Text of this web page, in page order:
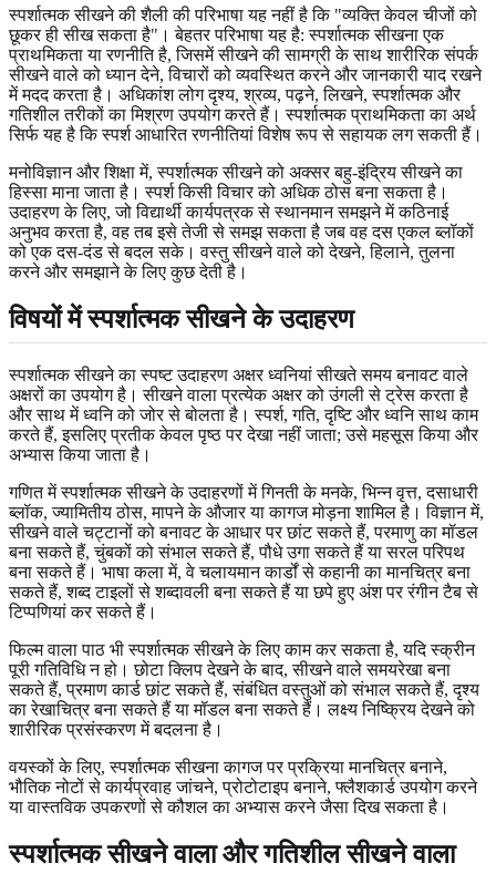
स्पर्शात्मक सीखने की शैली की परिभाषा यह नहीं है कि "व्यक्ति केवल चीजों को
छूकर ही सीख सकता है"। बेहतर परिभाषा यह है: स्पर्शात्मक सीखना एक
प्राथमिकता या रणनीति है, जिसमें सीखने की सामग्री के साथ शारीरिक संपर्क
सीखने वाले को ध्यान देने, विचारों को व्यवस्थित करने और जानकारी याद रखने
में मदद करता है। अधिकांश लोग दृश्य, श्रव्य, पढ़ने, लिखने, स्पर्शात्मक और
गतिशील तरीकों का मिश्रण उपयोग करते हैं। स्पर्शात्मक प्राथमिकता का अर्थ
सिर्फ यह है कि स्पर्श आधारित रणनीतियां विशेष रूप से सहायक लग सकती हैं।
मनोविज्ञान और शिक्षा में, स्पर्शात्मक सीखने को अक्सर बहु-इंद्रिय सीखने का
हिस्सा माना जाता है। स्पर्श किसी विचार को अधिक ठोस बना सकता है।
उदाहरण के लिए, जो विद्यार्थी कार्यपत्रक से स्थानमान समझने में कठिनाई
अनुभव करता है, वह तब इसे तेजी से समझ सकता है जब वह दस एकल ब्लॉकों
को एक दस-दंड से बदल सके। वस्तु सीखने वाले को देखने, हिलाने, तुलना
करने और समझाने के लिए कुछ देती है।
विषयों में स्पर्शात्मक सीखने के उदाहरण
स्पर्शात्मक सीखने का स्पष्ट उदाहरण अक्षर ध्वनियां सीखते समय बनावट वाले
अक्षरों का उपयोग है। सीखने वाला प्रत्येक अक्षर को उंगली से ट्रेस करता है
और साथ में ध्वनि को जोर से बोलता है। स्पर्श, गति, दृष्टि और ध्वनि साथ काम
करते हैं, इसलिए प्रतीक केवल पृष्ठ पर देखा नहीं जाता; उसे महसूस किया और
अभ्यास किया जाता है।
गणित में स्पर्शात्मक सीखने के उदाहरणों में गिनती के मनके, भिन्न वृत्त, दसाधारी
ब्लॉक, ज्यामितीय ठोस, मापने के औजार या कागज मोड़ना शामिल है। विज्ञान में,
सीखने वाले चट्टानों को बनावट के आधार पर छांट सकते हैं, परमाणु का मॉडल
बना सकते हैं, चुंबकों को संभाल सकते हैं, पौधे उगा सकते हैं या सरल परिपथ
बना सकते हैं। भाषा कला में, वे चलायमान कार्डों से कहानी का मानचित्र बना
सकते हैं, शब्द टाइलों से शब्दावली बना सकते हैं या छपे हुए अंश पर रंगीन टैब से
टिप्पणियां कर सकते हैं।
फिल्म वाला पाठ भी स्पर्शात्मक सीखने के लिए काम कर सकता है, यदि स्क्रीन
पूरी गतिविधि न हो। छोटा क्लिप देखने के बाद, सीखने वाले समयरेखा बना
सकते हैं, प्रमाण कार्ड छांट सकते हैं, संबंधित वस्तुओं को संभाल सकते हैं, दृश्य
का रेखाचित्र बना सकते हैं या मॉडल बना सकते हैं। लक्ष्य निष्क्रिय देखने को
शारीरिक प्रसंस्करण में बदलना है।
वयस्कों के लिए, स्पर्शात्मक सीखना कागज पर प्रक्रिया मानचित्र बनाने,
भौतिक नोटों से कार्यप्रवाह जांचने, प्रोटोटाइप बनाने, फ्लैशकार्ड उपयोग करने
या वास्तविक उपकरणों से कौशल का अभ्यास करने जैसा दिख सकता है।
स्पर्शात्मक सीखने वाला और गतिशील सीखने वाला